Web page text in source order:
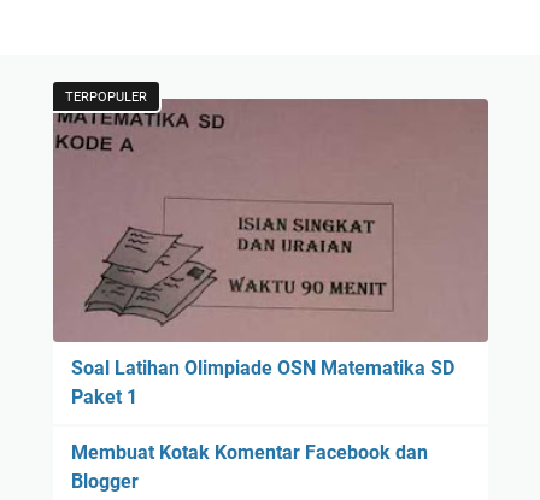
TERPOPULER
Soal Latihan Olimpiade OSN Matematika SD
Paket 1
Membuat Kotak Komentar Facebook dan
Blogger